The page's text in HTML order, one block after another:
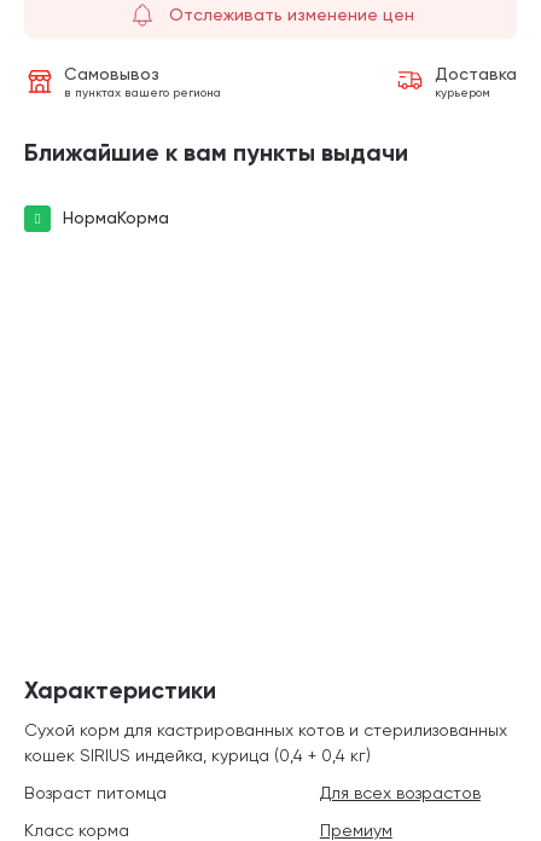
Отслеживать изменение цен
Самовывоз
в пунктах вашего региона
Доставка
курьером
Ближайшие к вам пункты выдачи
НормаКорма
Характеристики
Сухой корм для кастрированных котов и стерилизованных
кошек SIRIUS индейка, курица (0,4 + 0,4 кг)
Возраст питомца
Для всех возрастов
Класс корма
Премиум